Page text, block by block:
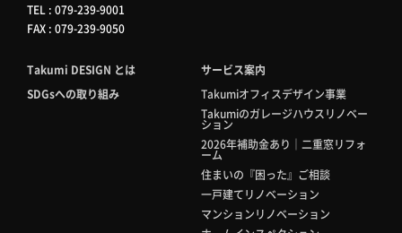
TEL : 079-239-9001
FAX : 079-239-9050
Takumi DESIGN とは
SDGsへの取り組み
サービス案内
Takumiオフィスデザイン事業
Takumiのガレージハウスリノベー
ション
2026年補助金あり｜二重窓リフォ
ーム
住まいの『困った』ご相談
一戸建てリノベーション
マンションリノベーション